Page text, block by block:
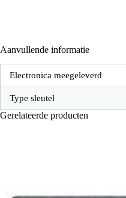
Aanvullende informatie
Electronica meegeleverd
Type sleutel
Gerelateerde producten